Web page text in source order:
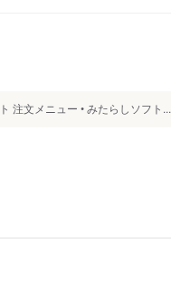
注文メニュー • みたらしソフト...